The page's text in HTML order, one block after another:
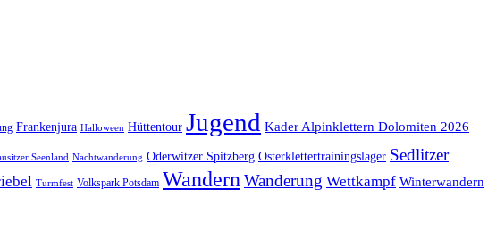
Frankenjura Halloween Hüttentour Jugend Kader Alpinklettern Dolomiten 2026
Seenland Nachtwanderung Oderwitzer Spitzberg Osterklettertrainingslager Sedlitzer
Turmfest Volkspark Potsdam Wandern Wanderung Wettkampf Winterwandern